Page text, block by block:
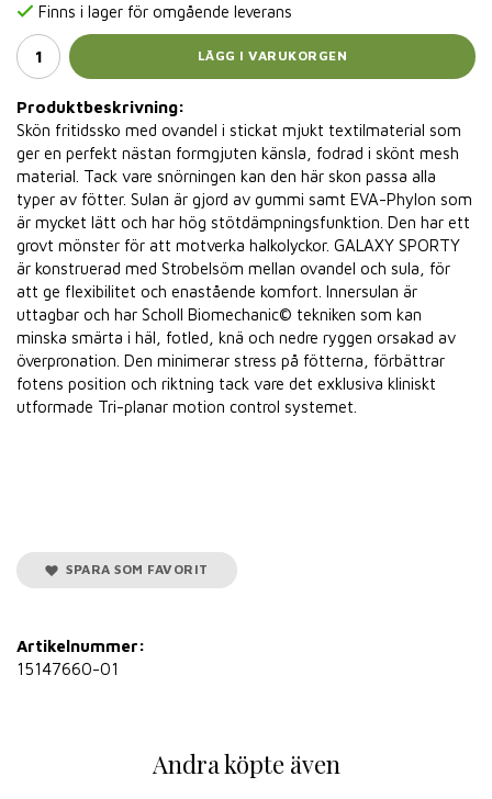
Finns i lager för omgående leverans
LÄGG I VARUKORGEN
Produktbeskrivning:
Skön fritidssko med ovandel i stickat mjukt textilmaterial som
ger en perfekt nästan formgjuten känsla, fodrad i skönt mesh
material. Tack vare snörningen kan den här skon passa alla
typer av fötter. Sulan är gjord av gummi samt EVA-Phylon som
är mycket lätt och har hög stötdämpningsfunktion. Den har ett
grovt mönster för att motverka halkolyckor. GALAXY SPORTY
är konstruerad med Strobelsöm mellan ovandel och sula, för
att ge flexibilitet och enastående komfort. Innersulan är
uttagbar och har Scholl Biomechanic© tekniken som kan
minska smärta i häl, fotled, knä och nedre ryggen orsakad av
överpronation. Den minimerar stress på fötterna, förbättrar
fotens position och riktning tack vare det exklusiva kliniskt
utformade Tri-planar motion control systemet.
SPARA SOM FAVORIT
Artikelnummer:
15147660-01
Andra köpte även